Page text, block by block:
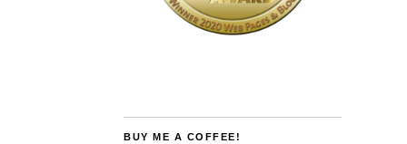
BUY ME A COFFEE!